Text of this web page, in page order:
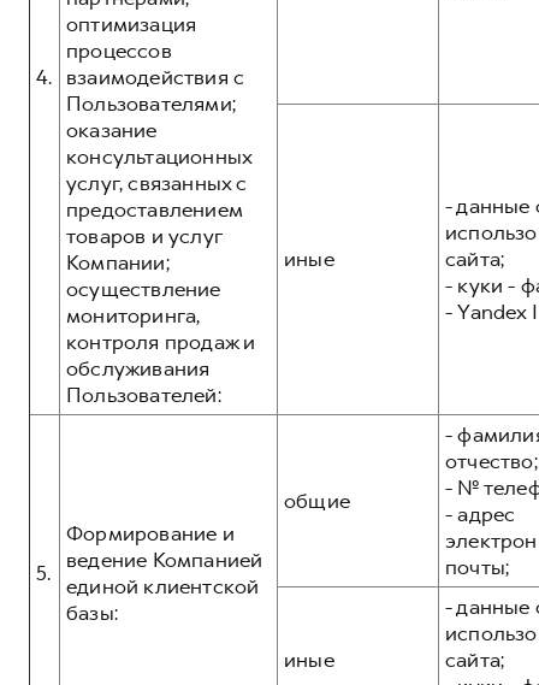
4.
оптимизация
процессов
взаимодействия с
Пользователями;
оказание
консультационных
услуг, связанных с
предоставлением
товаров и услуг
Компании;
осуществление
мониторинга,
контроля продаж и
обслуживания
Пользователей:
иные
- данные
сайта;
- куки -
- Yandex
5.
Формирование и
ведение Компанией
единой клиентской
базы:
общие
-
отчество;
- №
- адрес
почты;
иные
- данные
сайта;